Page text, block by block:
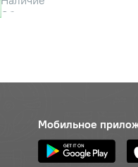
Обратитесь к
Наличие
Обратитесь к
консультанту
Мобильное